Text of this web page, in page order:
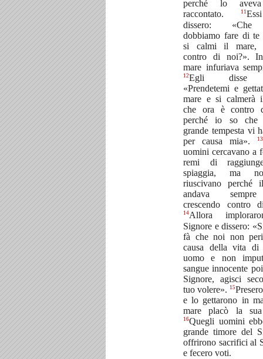
perché lo
raccontato.
11
dissero: «Che
dobbiamo fare di te
si calmi il mare,
contro di noi?».
mare infuriava
12Egli disse
«Prendetemi e
mare e si calmerà
che ora è contro
perché io so che
grande tempesta vi
per causa mia».
13
uomini cercavano a
remi di
spiaggia, ma
riuscivano perché
andava
crescendo contro
14Allora
Signore e dissero:
fà che noi non
causa della vita di
uomo e non
sangue innocente
Signore, agisci
tuo volere». 15
e lo gettarono in
mare placò la
16Quegli uomini
grande timore del
offrirono sacrifici al
e fecero voti.